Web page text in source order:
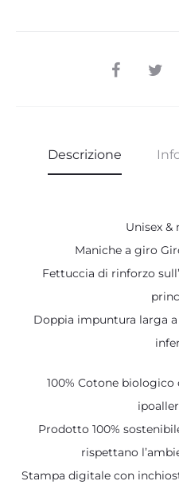
SHARE
Descrizione
Unisex
Maniche a giro
Fettuccia di rinforzo
Doppia impuntura larga
100% Cotone
Prodotto 100%
rispettano
Stampa digitale con